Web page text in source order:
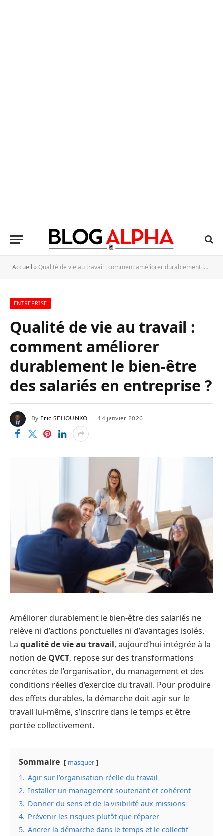
Accueil » Qualité de vie au travail : comment améliorer durablement le bien-être des salariés en entreprise ?
ENTREPRISE
Qualité de vie au travail :
comment améliorer
durablement le bien-être
des salariés en entreprise ?
By Eric SEHOUNKO 14 janvier 2026
Améliorer durablement le bien-être des salariés ne
relève ni d’actions ponctuelles ni d’avantages isolés.
La qualité de vie au travail, aujourd’hui intégrée à la
notion de QVCT, repose sur des transformations
concrètes de l’organisation, du management et des
conditions réelles d’exercice du travail. Pour produire
des effets durables, la démarche doit agir sur le
travail lui-même, s’inscrire dans le temps et être
portée collectivement.
Sommaire masquer
1. Agir sur l’organisation réelle du travail
2. Installer un management soutenant et cohérent
3. Donner du sens et de la visibilité aux missions
4. Prévenir les risques plutôt que réparer
5. Ancrer la démarche dans le temps et le collectif